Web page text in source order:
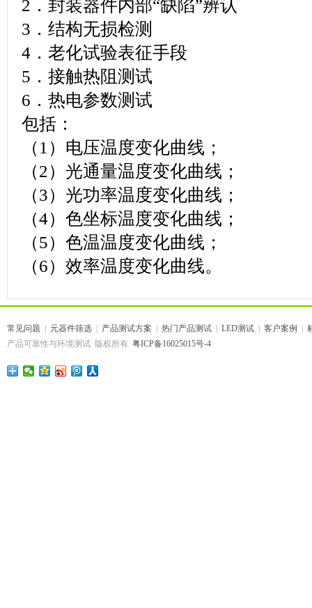
2．封装器件内部“缺陷”辨认
3．结构无损检测
4．老化试验表征手段
5．接触热阻测试
6．热电参数测试
包括：
（1）电压温度变化曲线；
（2）光通量温度变化曲线；
（3）光功率温度变化曲线；
（4）色坐标温度变化曲线；
（5）色温温度变化曲线；
（6）效率温度变化曲线。
常见问题 元器件筛选 产品测试方案 热门产品测试 LED测试 客户案例
产品可靠性与环境测试 版权所有 粤ICP备16025015号-4